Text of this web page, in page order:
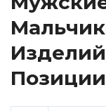
Позиции